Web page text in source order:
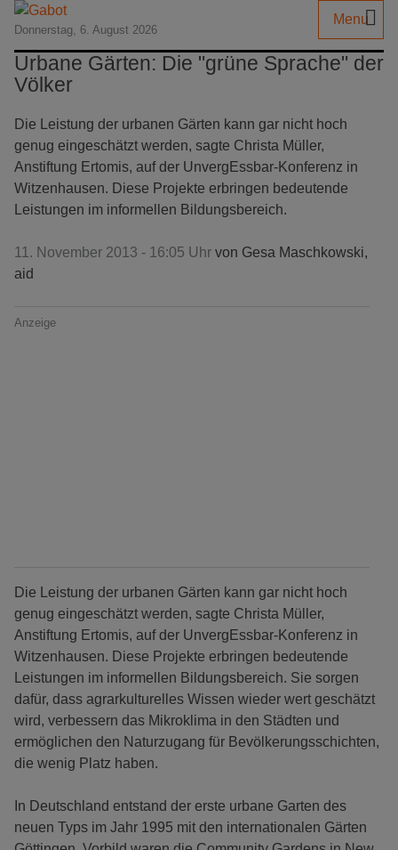
Donnerstag, 6. August 2026
Menu
Urbane Gärten: Die "grüne Sprache" der
Völker
Die Leistung der urbanen Gärten kann gar nicht hoch
genug eingeschätzt werden, sagte Christa Müller,
Anstiftung Ertomis, auf der UnvergEssbar-Konferenz in
Witzenhausen. Diese Projekte erbringen bedeutende
Leistungen im informellen Bildungsbereich.
11. November 2013 - 16:05 Uhr von Gesa Maschkowski,
aid
Anzeige
Die Leistung der urbanen Gärten kann gar nicht hoch
genug eingeschätzt werden, sagte Christa Müller,
Anstiftung Ertomis, auf der UnvergEssbar-Konferenz in
Witzenhausen. Diese Projekte erbringen bedeutende
Leistungen im informellen Bildungsbereich. Sie sorgen
dafür, dass agrarkulturelles Wissen wieder wert geschätzt
wird, verbessern das Mikroklima in den Städten und
ermöglichen den Naturzugang für Bevölkerungsschichten,
die wenig Platz haben.
In Deutschland entstand der erste urbane Garten des
neuen Typs im Jahr 1995 mit den internationalen Gärten